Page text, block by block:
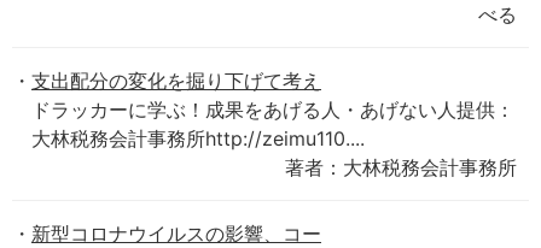
べる
支出配分の変化を掘り下げて考え
ドラッカーに学ぶ！成果をあげる人・あげない人提供：
大林税務会計事務所http://zeimu110....
著者：大林税務会計事務所
新型コロナウイルスの影響、コー